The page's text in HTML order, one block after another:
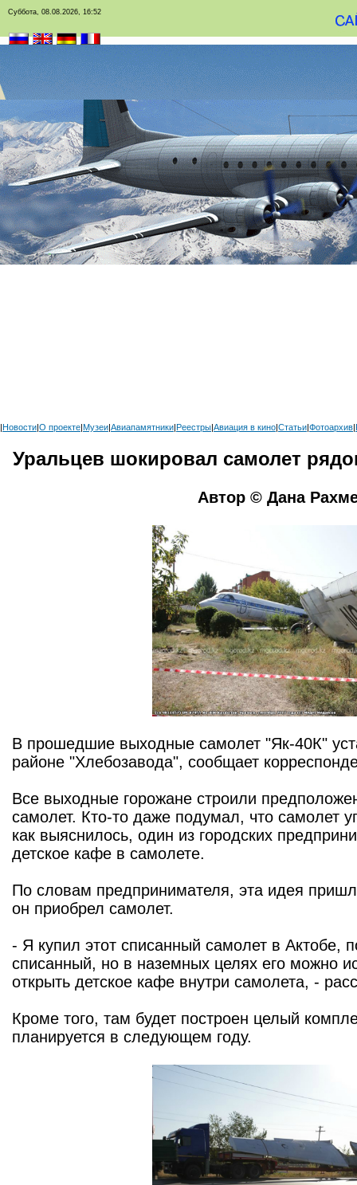
Суббота, 08.08.2026, 16:52
|Новости|О проекте|Музеи|Авиапамятники|Реестры|Авиация в кино|Статьи|Фотоархив|
Уральцев шокировал самолет
Автор © Дана
В прошедшие выходные самолет "Як-40К"
районе "Хлебозавода", сообщает
Все выходные горожане строили
самолет. Кто-то даже подумал, что самолет
как выяснилось, один из городских
детское кафе в самолете.
По словам предпринимателя, эта идея
он приобрел самолет.
- Я купил этот списанный самолет в Актобе,
списанный, но в наземных целях его можно
открыть детское кафе внутри самолета, -
Кроме того, там будет построен целый
планируется в следующем году.